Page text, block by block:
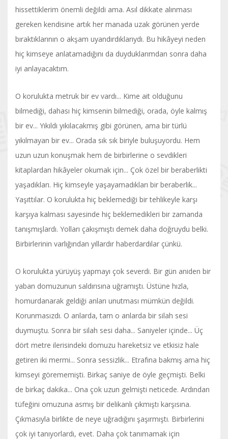
hissettiklerim önemli değildi ama. Asıl dikkate alınması
gereken kendisine artık her manada uzak görünen yerde
bıraktıklarının o akşam uyandırdıklarıydı. Bu hikâyeyi neden
hiç kimseye anlatamadığını da duyduklarımdan sonra daha
iyi anlayacaktım.
O korulukta metruk bir ev vardı... Kime ait olduğunu
bilmediği, dahası hiç kimsenin bilmediği, orada, öyle kalmış
bir ev... Yıkıldı yıkılacakmış gibi görünen, ama bir türlü
yıkılmayan bir ev... Orada sık sık biriyle buluşuyordu. Hem
uzun uzun konuşmak hem de birbirlerine o sevdikleri
kitaplardan hikâyeler okumak için... Çok özel bir beraberlikti
yaşadıkları. Hiç kimseyle yaşayamadıkları bir beraberlik...
Yaşıttılar. O korulukta hiç beklemediği bir tehlikeyle karşı
karşıya kalması sayesinde hiç beklemedikleri bir zamanda
tanışmışlardı. Yolları çakışmıştı demek daha doğruydu belki.
Birbirlerinin varlığından yıllardır haberdardılar çünkü.
O korulukta yürüyüş yapmayı çok severdi. Bir gün aniden bir
yaban domuzunun saldırısına uğramıştı. Üstüne hızla,
homurdanarak geldiği anları unutması mümkün değildi.
Korunmasızdı. O anlarda, tam o anlarda bir silah sesi
duymuştu. Sonra bir silah sesi daha... Saniyeler içinde... Üç
dört metre ilerisindeki domuzu hareketsiz ve etkisiz hale
getiren iki mermi... Sonra sessizlik... Etrafına bakmış ama hiç
kimseyi görememişti. Birkaç saniye de öyle geçmişti. Belki
de birkaç dakika... Ona çok uzun gelmişti neticede. Ardından
tüfeğini omuzuna asmış bir delikanlı çıkmıştı karşısına.
Çıkmasıyla birlikte de neye uğradığını şaşırmıştı. Birbirlerini
çok iyi tanıyorlardı, evet. Daha çok tanımamak için